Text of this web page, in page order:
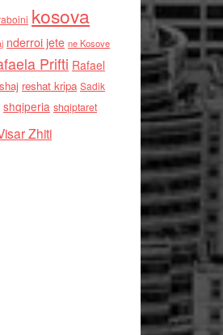
kosova
nderroi jete ne Kosove
Prifti Rafael
reshat kripa Sadik
shqiperia shqiptaret
Zhiti